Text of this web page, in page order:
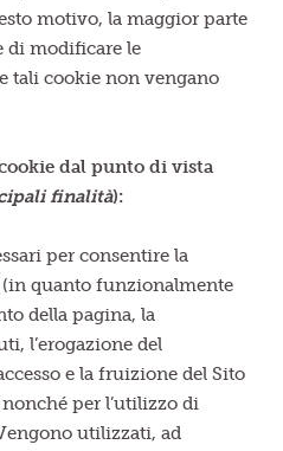
motivo, la maggior parte
di modificare le
tali cookie non vengano
dal punto di vista
finalità):
per consentire la
quanto funzionalmente
della pagina, la
l’erogazione del
e la fruizione del Sito
per l’utilizzo di
utilizzati, ad